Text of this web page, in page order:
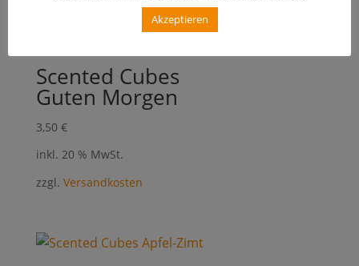
Scented Cubes
Guten Morgen
3,50 €
inkl. 20 % MwSt.
zzgl. Versandkosten
Akzeptieren